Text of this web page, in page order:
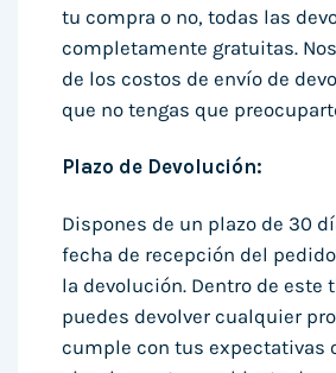
tu compra o no, todas las
completamente gratuitas.
de los costos de envío de
que no tengas que
Plazo de Devolución:
Dispones de un plazo de 30
fecha de recepción del
la devolución. Dentro de este
puedes devolver cualquier
cumple con tus expectativas